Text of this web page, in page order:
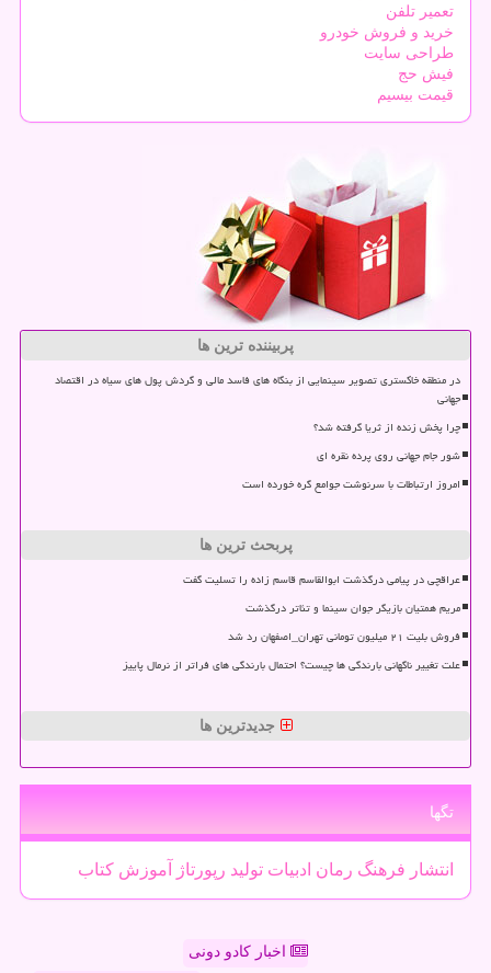
تعمیر تلفن
خرید و فروش خودرو
طراحی سایت
فیش حج
قیمت بیسیم
پربیننده ترین ها
در منطقه خاکستری تصویر سینمایی از بنگاه های فاسد مالی و گردش پول های سیاه در اقتصاد
جهانی
چرا پخش زنده از ثریا گرفته شد؟
شور جام جهانی روی پرده نقره ای
امروز ارتباطات با سرنوشت جوامع گره خورده است
پربحث ترین ها
عراقچی در پیامی درگذشت ابوالقاسم قاسم زاده را تسلیت گفت
مریم همتیان بازیگر جوان سینما و تئاتر درگذشت
فروش بلیت ۲۱ میلیون تومانی تهران_اصفهان رد شد
علت تغییر ناگهانی بارندگی ها چیست؟ احتمال بارندگی های فراتر از نرمال پاییز
جدیدترین ها
تگها
انتشار فرهنگ رمان ادبیات تولید رپورتاژ آموزش كتاب
اخبار کادو دونی